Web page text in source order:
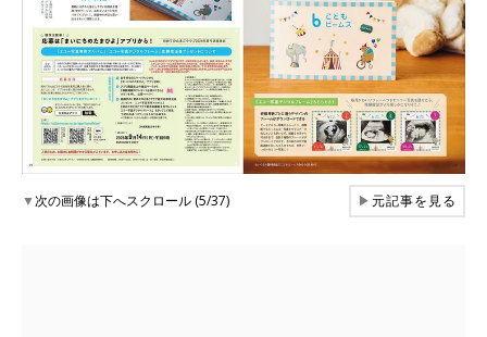
▼次の画像は下へスクロール (5/37) ▶元記事を見る